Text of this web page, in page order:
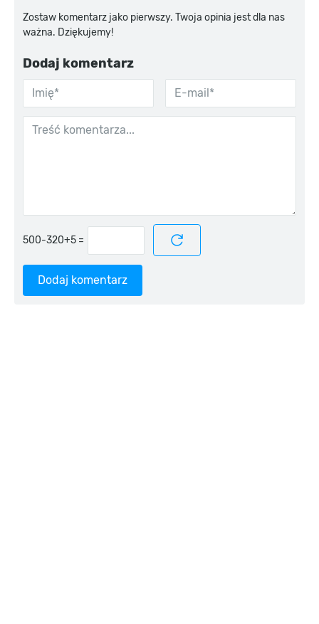
Zostaw komentarz jako pierwszy. Twoja opinia jest dla nas
ważna. Dziękujemy!
Dodaj komentarz
=
Dodaj komentarz